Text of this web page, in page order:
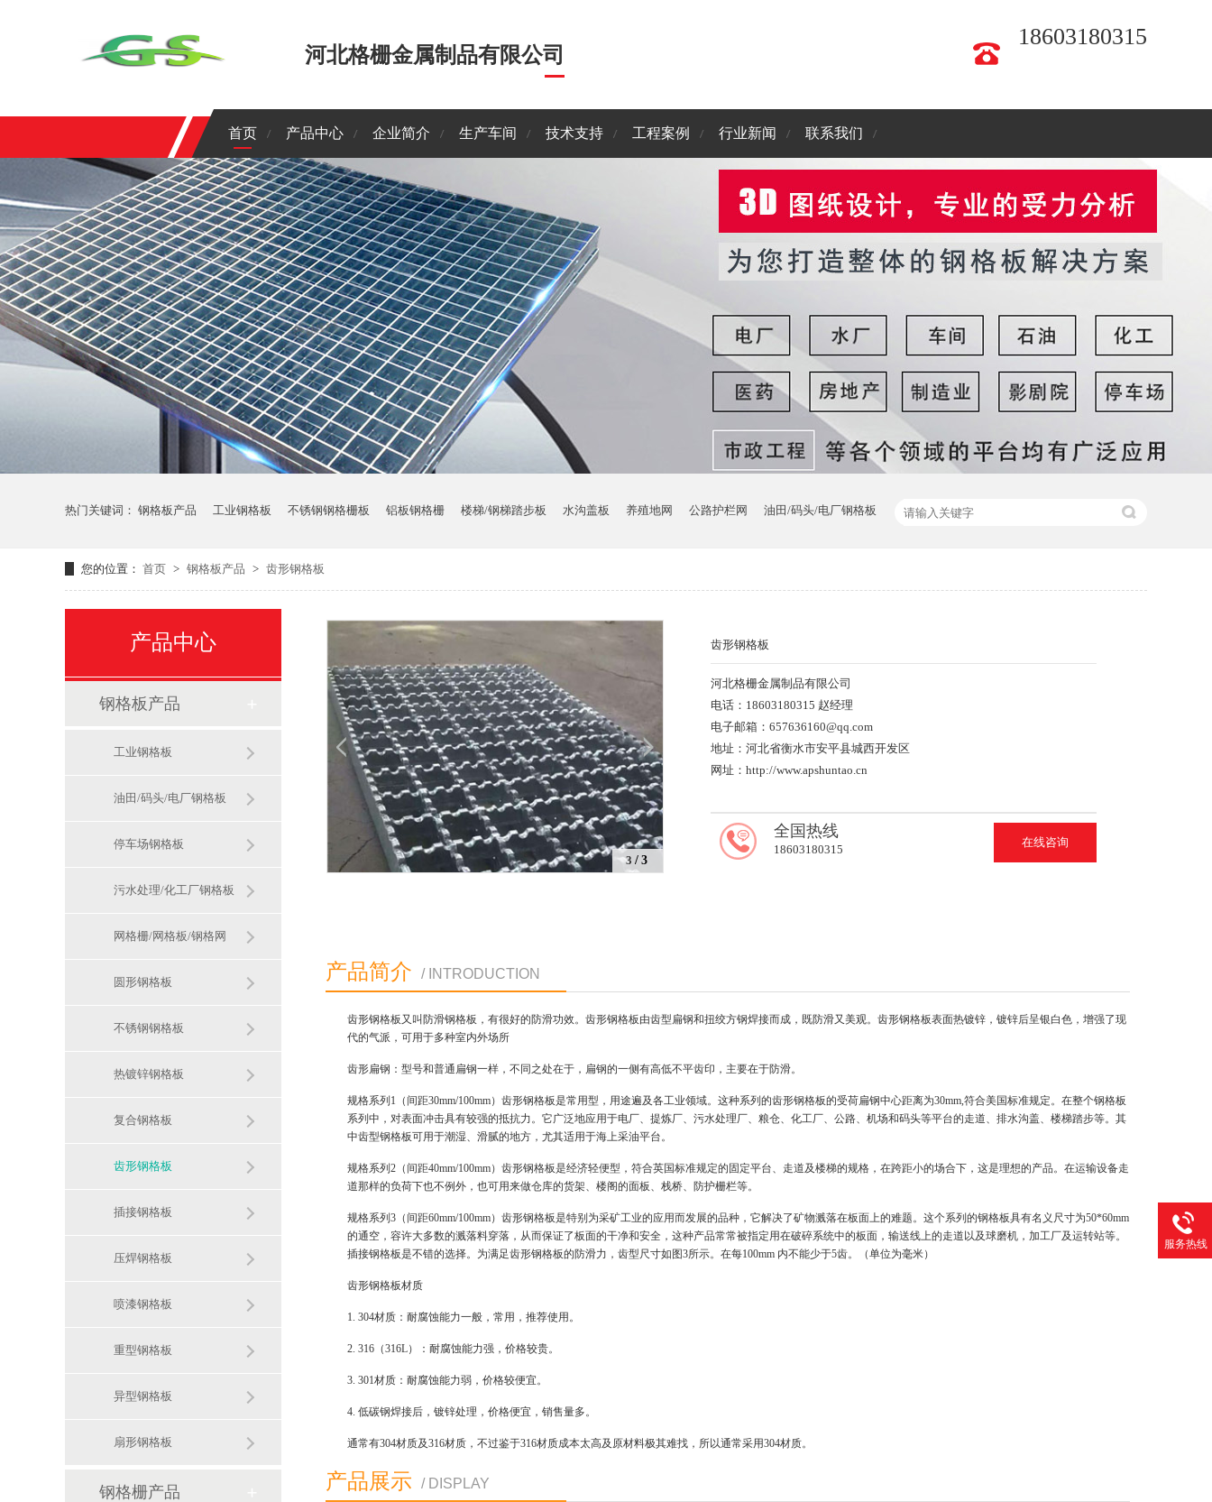
河北格栅金属制品有限公司
18603180315
首页 产品中心 企业简介 生产车间 技术支持 工程案例 行业新闻 联系我们
热门关键词： 钢格板产品 工业钢格板 不锈钢钢格栅板 铝板钢格栅 楼梯/钢梯踏步板 水沟盖板 养殖地网 公路护栏网 油田/码头/电厂钢格板
您的位置： 首页 > 钢格板产品 > 齿形钢格板
1 /3
齿形钢格板
河北格栅金属制品有限公司
电话：18603180315 赵经理
电子邮箱：657636160@qq.com
地址：河北省衡水市安平县城西开发区
网址：http://www.apshuntao.cn
在线咨询
全国热线
18603180315
产品简介 / INTRODUCTION
齿形钢格板又叫防滑钢格板，有很好的防滑功效。齿形钢格板由齿型扁钢和扭绞方钢焊接而成，既防滑又美观。齿形钢格板表面热镀锌，镀锌后呈银白色，增强了现
代的气派，可用于多种室内外场所
齿形扁钢：型号和普通扁钢一样，不同之处在于，扁钢的一侧有高低不平齿印，主要在于防滑。
规格系列1（间距30mm/100mm）齿形钢格板是常用型，用途遍及各工业领域。这种系列的齿形钢格板的受荷扁钢中心距离为30mm,符合美国标准规定。在整个钢格板
系列中，对表面冲击具有较强的抵抗力。它广泛地应用于电厂、提炼厂、污水处理厂、粮仓、化工厂、公路、机场和码头等平台的走道、排水沟盖、楼梯踏步等。其
中齿型钢格板可用于潮湿、滑腻的地方，尤其适用于海上采油平台。
规格系列2（间距40mm/100mm）齿形钢格板是经济轻便型，符合英国标准规定的固定平台、走道及楼梯的规格，在跨距小的场合下，这是理想的产品。在运输设备走
道那样的负荷下也不例外，也可用来做仓库的货架、楼阁的面板、栈桥、防护栅栏等。
规格系列3（间距60mm/100mm）齿形钢格板是特别为采矿工业的应用而发展的品种，它解决了矿物溅落在板面上的难题。这个系列的钢格板具有名义尺寸为50*60mm
的通空，容许大多数的溅落料穿落，从而保证了板面的干净和安全，这种产品常常被指定用在破碎系统中的板面，输送线上的走道以及球磨机，加工厂及运转站等。
插接钢格板是不错的选择。为满足齿形钢格板的防滑力，齿型尺寸如图3所示。在每100mm 内不能少于5齿。（单位为毫米）
齿形钢格板材质
1. 304材质：耐腐蚀能力一般，常用，推荐使用。
2. 316（316L）：耐腐蚀能力强，价格较贵。
3. 301材质：耐腐蚀能力弱，价格较便宜。
4. 低碳钢焊接后，镀锌处理，价格便宜，销售量多。
通常有304材质及316材质，不过鉴于316材质成本太高及原材料极其难找，所以通常采用304材质。
产品展示 / DISPLAY
产品中心
钢格板产品
工业钢格板
油田/码头/电厂钢格板
停车场钢格板
污水处理/化工厂钢格板
网格栅/网格板/钢格网
圆形钢格板
不锈钢钢格板
热镀锌钢格板
复合钢格板
齿形钢格板
插接钢格板​
压焊钢格板
喷漆钢格板
重型钢格板
异型钢格板
扇形钢格板
钢格栅产品
服务热线